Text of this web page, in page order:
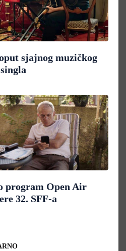
sjajnog muzičkog
singla
program Open Air
32. SFF-a